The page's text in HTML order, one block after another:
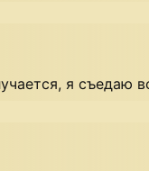
я съедаю